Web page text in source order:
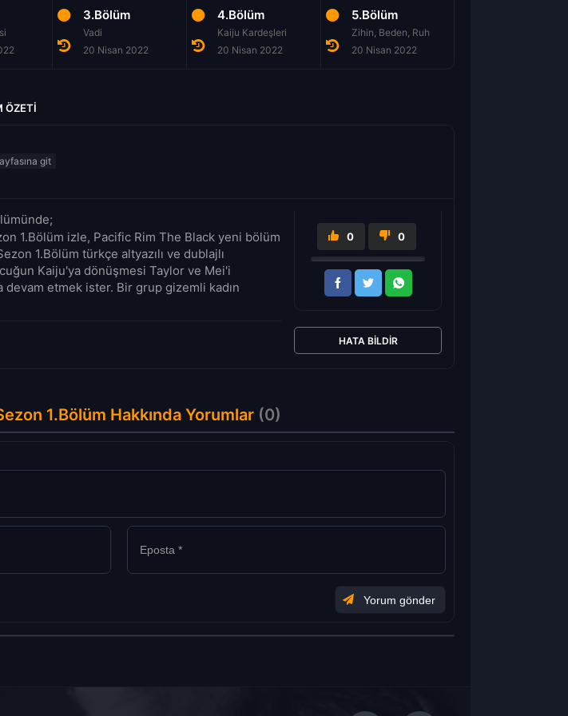
3.Bölüm
Vadi
20 Nisan 2022
4.Bölüm
Kaiju Kardeşleri
20 Nisan 2022
5.Bölüm
Zihin, Beden, Ruh
20 Nisan 2022
ÖZETI
1.Bölüm izle, Pacific Rim The Black yeni bölüm
1.Bölüm türkçe altyazılı ve dublajlı
Kaiju'ya dönüşmesi Taylor ve Mei'i
devam etmek ister. Bir grup gizemli kadın
0 0
HATA BILDIR
1.Bölüm Hakkında Yorumlar (0)